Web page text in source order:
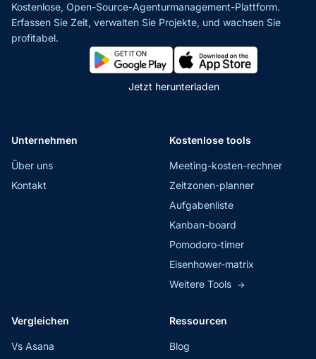
Kostenlose, Open-Source-Agenturmanagement-Plattform.
Erfassen Sie Zeit, verwalten Sie Projekte, und wachsen Sie
profitabel.
Jetzt herunterladen
Unternehmen
Über uns
Kontakt
Kostenlose tools
Meeting-kosten-rechner
Zeitzonen-planner
Aufgabenliste
Kanban-board
Pomodoro-timer
Eisenhower-matrix
Weitere Tools →
Vergleichen
Vs Asana
Ressourcen
Blog